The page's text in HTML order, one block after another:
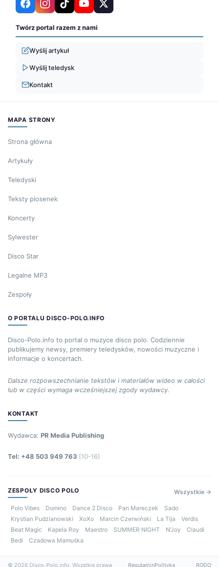
Twórz portal razem z nami
Wyślij artykuł
Wyślij teledysk
Kontakt
MAPA STRONY
Strona główna
Artykuły
Teledyski
Teksty piosenek
Koncerty
Sylwester
Disco Star
Legalne MP3
Zespoły
O PORTALU DISCO-POLO.INFO
Disco-Polo.info to portal o muzyce disco polo. Codziennie
publikujemy newsy, premiery teledysków, nowości muzyczne i
informacje o koncertach.
Dalsze rozpowszechnianie tekstów i materiałów wideo w całości
lub w części wymaga wcześniejszej zgody wydawcy.
KONTAKT
Wydawca: PR Media Publishing
Tel: +48 503 949 763 (10-16)
ZESPOŁY DISCO POLO Wszystkie →
Polo Vibes Domino Dance 2 Disco Pan Mareczek
Sado
Krystian Pudzianowski
XoXo Marcin Czerwiński La Tija
Verdis
Beat Magic
Kapela Roy Maestro SUMMER NIGHT N’Joy
Claudi
Bedi
Czadowa Mamuśka
© 2026 Disco-Polo.info. Wszelkie prawa RegulaminPolityka RODO